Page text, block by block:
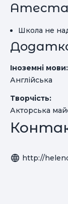
Школа не
Іноземні мови:
Англійська
Творчість:
Акторська
http://